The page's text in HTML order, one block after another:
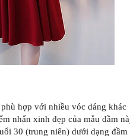
phù hợp với nhiều vóc dáng khác
nhấn xinh đẹp của mẫu đầm
30 (trung niên) dưới dạng đầm